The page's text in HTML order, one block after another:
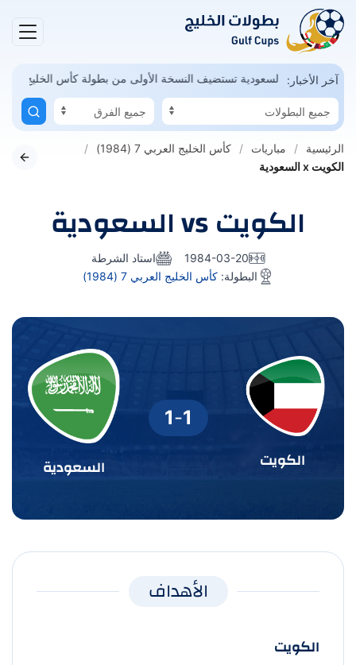
آخر الأخبار:
ممكن السعودية تستضيف النسخة الأولى من بطولة كأس الخليج
الرئيسية مباريات
كأس الخليج العربي 7 (1984)
الكويت x السعودية
الكويت vs السعودية
1984-03-20
استاد الشرطة
البطولة:كأس الخليج العربي 7 (1984)
الكويت
1
-
1
السعودية
الأهداف
الكويت